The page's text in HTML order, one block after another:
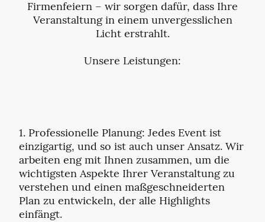
Firmenfeiern – wir sorgen dafür, dass Ihre
Veranstaltung in einem unvergesslichen
Licht erstrahlt.
Unsere Leistungen:
1. Professionelle Planung: Jedes Event ist
einzigartig, und so ist auch unser Ansatz. Wir
arbeiten eng mit Ihnen zusammen, um die
wichtigsten Aspekte Ihrer Veranstaltung zu
verstehen und einen maßgeschneiderten
Plan zu entwickeln, der alle Highlights
einfängt.